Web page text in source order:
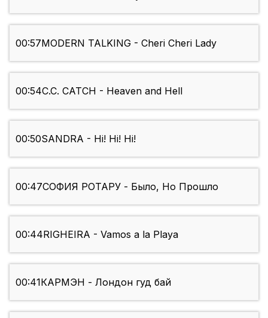
00:57MODERN TALKING - Cheri Cheri Lady
00:54C.C. CATCH - Heaven and Hell
00:50SANDRA - Hi! Hi! Hi!
00:47СОФИЯ РОТАРУ - Было, Но Прошло
00:44RIGHEIRA - Vamos a la Playa
00:41КАРМЭН - Лондон гуд бай